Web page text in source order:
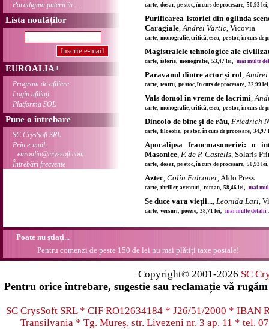
Paradigma puterii în ...
Lista noutăților
EUROALIA+
Program de afiliere
Login afiliați
Platforma SOL
Pune o întrebare
SC CrysSoft SRL
Prin e-mail:
euroalia@cryssoft.com
Întrebări frecvente
carte, dosar, pe stoc, în curs de procesare, 50,93
Purificarea Istoriei din oglinda
Caragiale,Andrei Vartic, Vicovia
carte, monografie, critică, eseu, pe stoc, în curs de
Magistralele tehnologice ale
carte, istorie, monografie, 53,47 lei, mai multe
Paravanul dintre actor și rol,
carte, teatru, pe stoc, în curs de procesare, 32,99
Vals domol în vreme de lacrimi,
carte, monografie, critică, eseu, pe stoc, în curs de
Dincolo de bine şi de rău, Friedrich
carte, filosofie, pe stoc, în curs de procesare,
Apocalipsa francmasoneriei: o
Masonice, F. de P. Castells, Solaris
carte, dosar, pe stoc, în curs de procesare, 50,93
Aztec, Colin Falconer, Aldo Press
carte, thriller, aventuri, roman, 58,46 lei, mai
Se duce vara vieții..., Leonida Lari,
carte, versuri, poezie, 38,71 lei, mai multe detalii
Poate nu știați...
Pentru comenzi de peste 150 de lei nu mai plătiți taxe poștale!
Copyright© 2001-2026 SC
Pentru orice întrebare, sugestie sau reclamație vă
SC CrysSoft SRL * CIF RO12634184 * J26/51/2000 * IBAN
Transilvania * Tg. Mureș, str. Livezeni nr. 3 ap. 11 * tel.